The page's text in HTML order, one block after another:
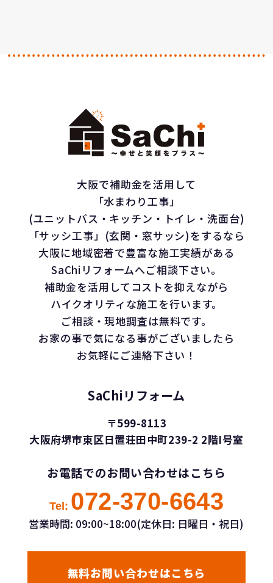
大阪で補助金を活用して
「水まわり工事」
(ユニットバス・キッチン・トイレ・洗面台)
「サッシ工事」(玄関・窓サッシ)をするなら
大阪に地域密着で豊富な施工実績がある
SaChiリフォームへご相談下さい。
補助金を活用してコストを抑えながら
ハイクオリティな施工を行います。
ご相談・現地調査は無料です。
お家の事で気になる事がございましたら
お気軽にご連絡下さい！
SaChiリフォーム
〒599-8113
大阪府堺市東区日置荘田中町239-2 2階I号室
お電話でのお問い合わせはこちら
Tel: 072-370-6643
営業時間: 09:00~18:00(定休日: 日曜日・祝日)
無料お問い合わせはこちら